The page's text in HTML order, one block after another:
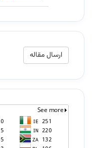
ارسال
مقاله
ارسال مقاله
شمارش‌گر
مخاطبان